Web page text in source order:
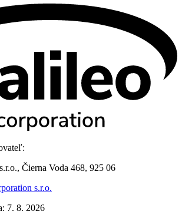
Čierna Voda 468, 925 06
s.r.o.
7. 8. 2026